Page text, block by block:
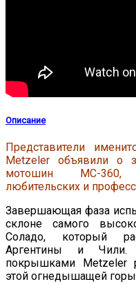
Описание
Представители
Metzeler объявили о
мотошин МС-360,
любительских и
Завершающая фаза
склоне самого
Соладо, который
Аргентины и
покрышками Metzeler
этой огнедышащей